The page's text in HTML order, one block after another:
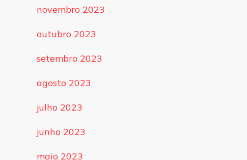
novembro 2023
outubro 2023
setembro 2023
agosto 2023
julho 2023
junho 2023
maio 2023